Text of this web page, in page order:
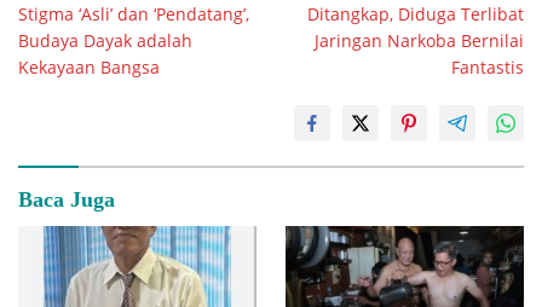
Stigma ‘Asli’ dan ‘Pendatang’,
Budaya Dayak adalah
Kekayaan Bangsa
Ditangkap, Diduga Terlibat
Jaringan Narkoba Bernilai
Fantastis
Baca Juga